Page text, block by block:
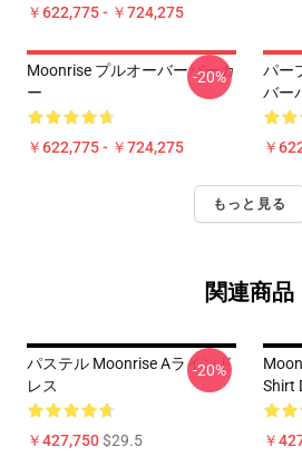
￥622,775 - ￥724,275
Moonrise プルオーバーパーカ
ー
￥622,775 - ￥724,275
-20%
パー
バー
￥
もっと見る
関連商品
パステル Moonrise Aラインド
レス
￥427,750$29.5
-20%
Shirt
￥